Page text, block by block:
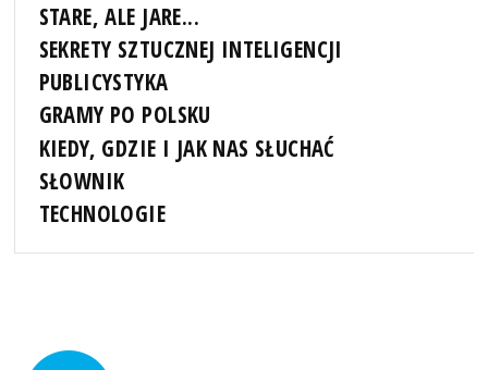
STARE, ALE JARE...
SEKRETY SZTUCZNEJ INTELIGENCJI
PUBLICYSTYKA
GRAMY PO POLSKU
KIEDY, GDZIE I JAK NAS SŁUCHAĆ
SŁOWNIK
TECHNOLOGIE